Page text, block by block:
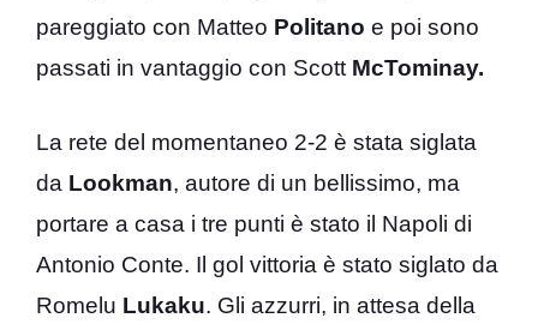
pareggiato con Matteo Politano e poi sono
passati in vantaggio con Scott McTominay.
La rete del momentaneo 2-2 è stata siglata
da Lookman, autore di un bellissimo, ma
portare a casa i tre punti è stato il Napoli di
Antonio Conte. Il gol vittoria è stato siglato da
Romelu Lukaku. Gli azzurri, in attesa della